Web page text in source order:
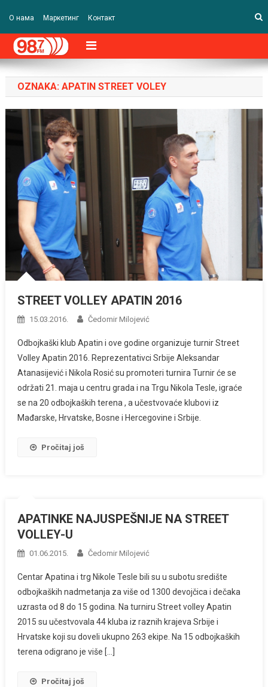
О нама Маркетинг Контакт
OZNAKA: APATIN STREET VOLEY
STREET VOLLEY APATIN 2016
15.03.2016. Čedomir Milojević
Odbojkaški klub Apatin i ove godine organizuje turnir Street
Volley Apatin 2016. Reprezentativci Srbije Aleksandar
Atanasijević i Nikola Rosić su promoteri turnira Turnir će se
održati 21. maja u centru grada i na Trgu Nikola Tesle, igraće
se na 20 odbojkaških terena , a učestvovaće klubovi iz
Mađarske, Hrvatske, Bosne i Hercegovine i Srbije.
Pročitaj još
APATINKE NAJUSPEŠNIJE NA STREET
VOLLEY-U
01.06.2015. Čedomir Milojević
Centar Apatina i trg Nikole Tesle bili su u subotu središte
odbojkaških nadmetanja za više od 1300 devojčica i dečaka
uzrasta od 8 do 15 godina. Na turniru Street volley Apatin
2015 su učestvovala 44 kluba iz raznih krajeva Srbije i
Hrvatske koji su doveli ukupno 263 ekipe. Na 15 odbojkaških
terena odigrano je više […]
Pročitaj još